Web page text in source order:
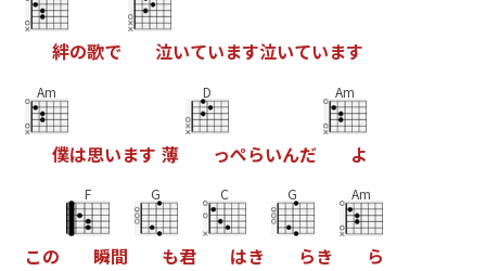
絆の歌で 泣いています泣いています
Am
僕は思います 薄
D
っぺらいんだ
Am
よ
この
F
瞬間
G
も君
C
はき
G
らき
Am
ら